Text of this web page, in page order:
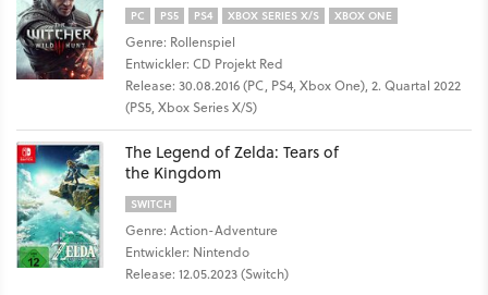
PC PS5 PS4 XBOX SERIES X/S XBOX ONE
Genre: Rollenspiel
Entwickler: CD Projekt Red
Release: 30.08.2016 (PC, PS4, Xbox One), 2. Quartal 2022
(PS5, Xbox Series X/S)
The Legend of Zelda: Tears of
the Kingdom
SWITCH
Genre: Action-Adventure
Entwickler: Nintendo
Release: 12.05.2023 (Switch)